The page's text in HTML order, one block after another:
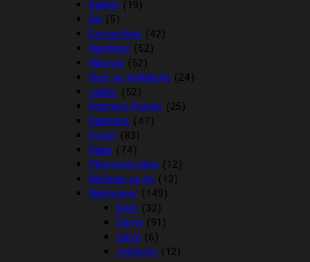
Bælter (19)
Div (5)
Gaveartikler (42)
Handsker (52)
Hårpynt (52)
Huer og tørklæder (24)
Jakker (52)
Kramme Ponyer (25)
Kæphest (47)
Outlet (83)
Piske (74)
Plastroner/slips (12)
Reflexer og lys (13)
Ridebukser (149)
Børn (32)
Dame (91)
Herre (6)
Jodhpurs (12)